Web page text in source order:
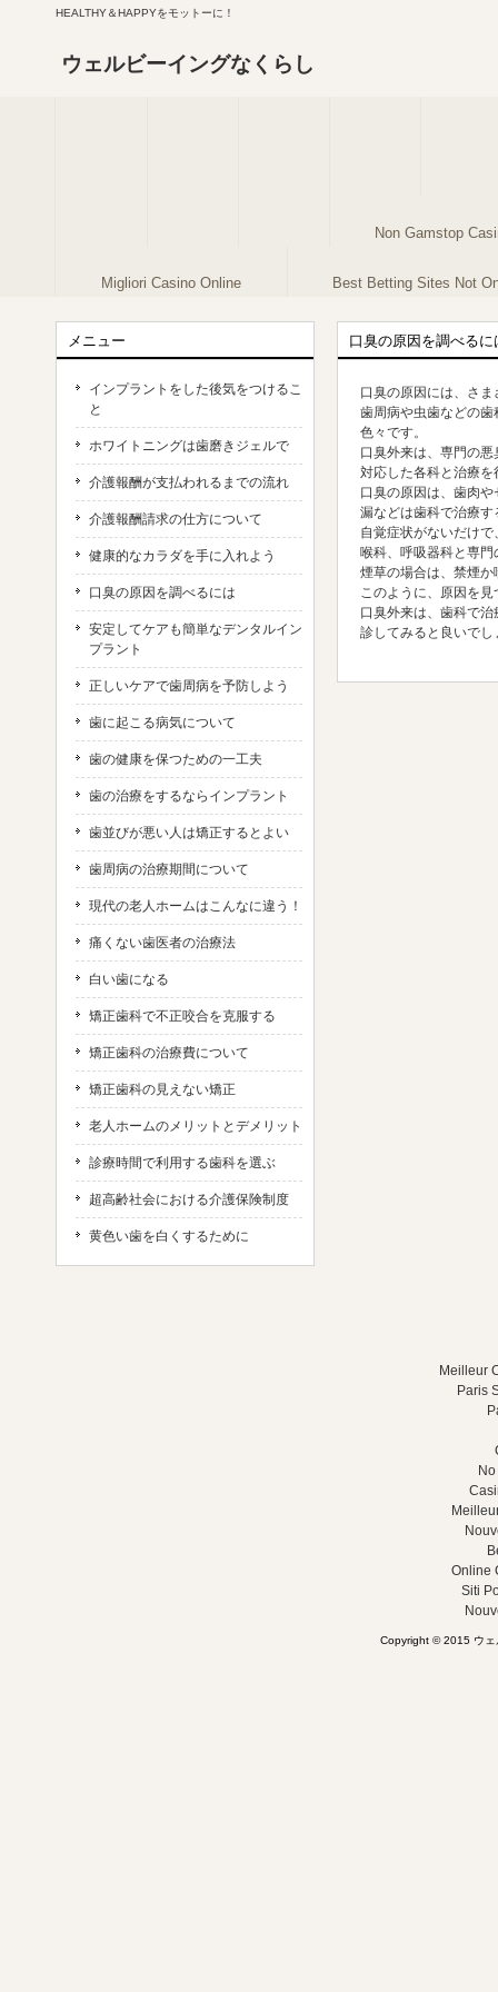
HEALTHY＆HAPPYをモットーに！
ウェルビーイングなくらし
Non Gamstop
Migliori Casino Online Best Betting Sites Not
口臭の原因を調べるに
口臭の原因には、さ
歯周病や虫歯などの
色々です。
口臭外来は、専門の
対応した各科と治療を
口臭の原因は、歯肉
漏などは歯科で治療
自覚症状がないだけ
喉科、呼吸器科と専
煙草の場合は、禁煙
このように、原因を
口臭外来は、歯科で
診してみると良いでし
メニュー
インプラントをした後気をつけるこ
と
ホワイトニングは歯磨きジェルで
介護報酬が支払われるまでの流れ
介護報酬請求の仕方について
健康的なカラダを手に入れよう
口臭の原因を調べるには
安定してケアも簡単なデンタルイン
プラント
正しいケアで歯周病を予防しよう
歯に起こる病気について
歯の健康を保つための一工夫
歯の治療をするならインプラント
歯並びが悪い人は矯正するとよい
歯周病の治療期間について
現代の老人ホームはこんなに違う！
痛くない歯医者の治療法
白い歯になる
矯正歯科で不正咬合を克服する
矯正歯科の治療費について
矯正歯科の見えない矯正
老人ホームのメリットとデメリット
診療時間で利用する歯科を選ぶ
超高齢社会における介護保険制度
黄色い歯を白くするために
Meilleur
Paris
Online
Siti
Copyright © 2015 ウェ